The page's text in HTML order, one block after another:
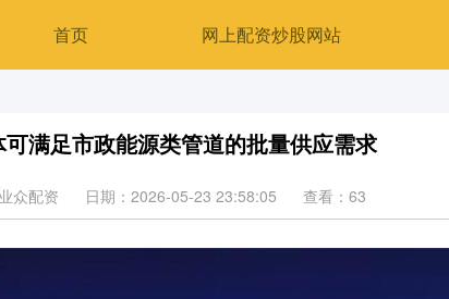
首页 网上配资炒股网站
满足市政能源类管道的批量供应需求
众配资 日期：2026-05-23 23:58:05 查看：63